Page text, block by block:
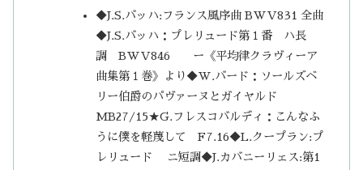
◆J.S.バッハ:フランス風序曲 BWV831 全曲
◆J.S.バッハ：プレリュード第１番 ハ長
調 BWV846 ー《平均律クラヴィーア
曲集第１巻》より◆W.バード：ソールズベ
リー伯爵のパヴァーヌとガイヤルド
MB27/15★G.フレスコバルディ：こんなふ
うに僕を軽蔑して F7.16◆L.クープラン:プ
レリュード ニ短調◆J.カバニーリェス:第1